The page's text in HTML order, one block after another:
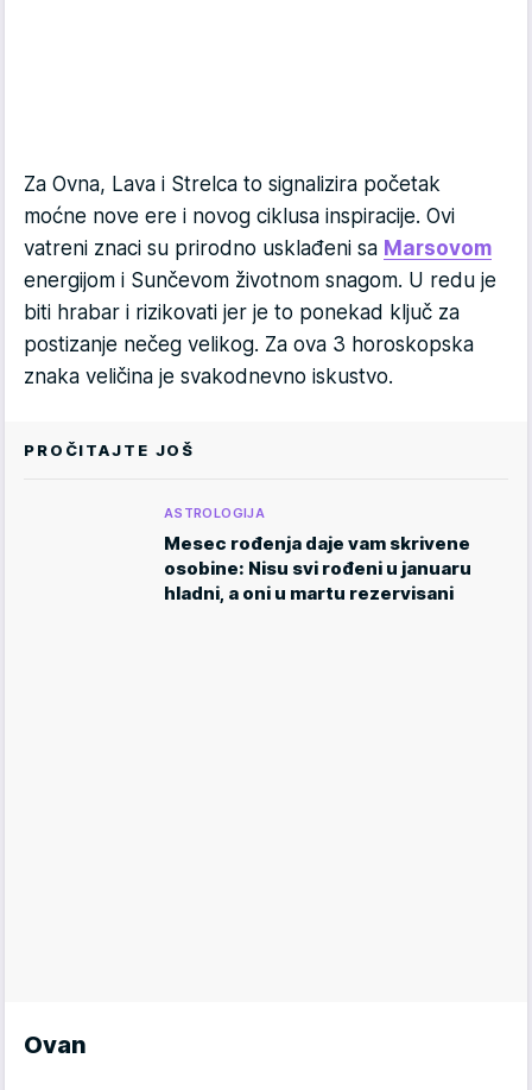
Za Ovna, Lava i Strelca to signalizira početak
moćne nove ere i novog ciklusa inspiracije. Ovi
vatreni znaci su prirodno usklađeni sa Marsovom
energijom i Sunčevom životnom snagom. U redu je
biti hrabar i rizikovati jer je to ponekad ključ za
postizanje nečeg velikog. Za ova 3 horoskopska
znaka veličina je svakodnevno iskustvo.
PROČITAJTE JOŠ
ASTROLOGIJA
Mesec rođenja daje vam skrivene
osobine: Nisu svi rođeni u januaru
hladni, a oni u martu rezervisani
Ovan